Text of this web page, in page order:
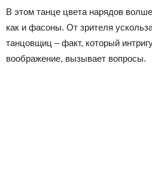
В этом танце цвета нарядов
как и фасоны. От зрителя
танцовщиц – факт, который
воображение, вызывает вопросы.